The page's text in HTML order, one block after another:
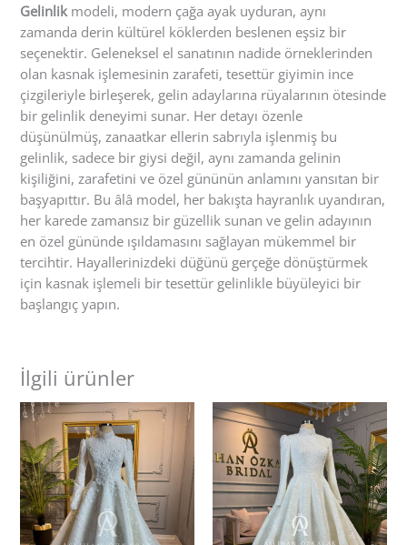
Gelinlik modeli, modern çağa ayak uyduran, aynı
zamanda derin kültürel köklerden beslenen eşsiz bir
seçenektir. Geleneksel el sanatının nadide örneklerinden
olan kasnak işlemesinin zarafeti, tesettür giyimin ince
çizgileriyle birleşerek, gelin adaylarına rüyalarının ötesinde
bir gelinlik deneyimi sunar. Her detayı özenle
düşünülmüş, zanaatkar ellerin sabrıyla işlenmiş bu
gelinlik, sadece bir giysi değil, aynı zamanda gelinin
kişiliğini, zarafetini ve özel gününün anlamını yansıtan bir
başyapıttır. Bu âlâ model, her bakışta hayranlık uyandıran,
her karede zamansız bir güzellik sunan ve gelin adayının
en özel gününde ışıldamasını sağlayan mükemmel bir
tercihtir. Hayallerinizdeki düğünü gerçeğe dönüştürmek
için kasnak işlemeli bir tesettür gelinlikle büyüleyici bir
başlangıç yapın.
İlgili ürünler